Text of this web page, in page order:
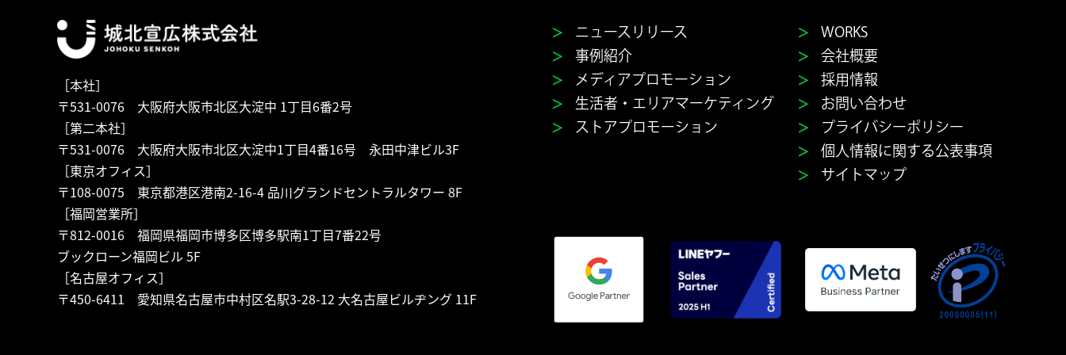
［本社］
〒531-0076 大阪府大阪市北区大淀中 1丁目6番2号
［第二本社］
〒531-0076 大阪府大阪市北区大淀中1丁目4番16号 永田中津ビル3F
［東京オフィス］
〒108-0075 東京都港区港南2-16-4 品川グランドセントラルタワー 8F
［福岡営業所］
〒812-0016 福岡県福岡市博多区博多駅南1丁目7番22号
ブックローン福岡ビル 5F
［名古屋オフィス］
〒450-6411 愛知県名古屋市中村区名駅3-28-12 大名古屋ビルヂング 11F
＞ ニュースリリース
＞ 事例紹介
＞ メディアプロモーション
＞ 生活者・エリアマーケティング
＞ ストアプロモーション
＞ WORKS
＞ 会社概要
＞ 採用情報
＞ お問い合わせ
＞ プライバシーポリシー
＞ 個人情報に関する公表事項
＞ サイトマップ